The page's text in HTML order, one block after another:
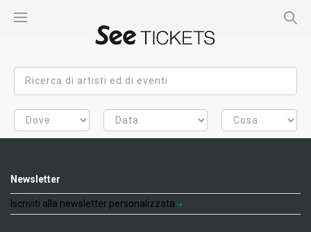
Newsletter
Iscriviti alla newsletter personalizzata